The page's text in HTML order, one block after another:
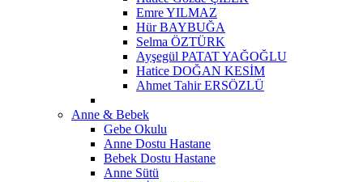
Emre YILMAZ
Hür BAYBUĞA
Selma ÖZTÜRK
Ayşegül PATAT YAĞOĞLU
Hatice DOĞAN KESİM
Ahmet Tahir ERSÖZLÜ
Anne & Bebek
Gebe Okulu
Anne Dostu Hastane
Bebek Dostu Hastane
Anne Sütü